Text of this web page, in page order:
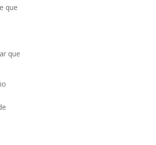
que
que